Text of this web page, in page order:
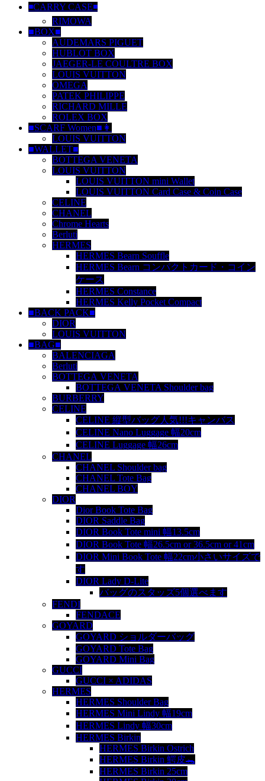
◾️CARRY CASE◾️
RIMOWA
■BOX■
AUDEMARS PIGUET
HUBLOT BOX
JAEGER-LE COULTRE BOX
LOUIS VUITTON
OMEGA
PATEK PHILIPPE
RICHARD MILLE
ROLEX BOX
■SCARF Women■👩
LOUIS VUITTON
■WALLET■
BOTTEGA VENETA
LOUIS VUITTON
LOUIS VUITTON mini Wallet
LOUIS VUITTON Card Case & Coin Case
CELINE
CHANEL
Chrome Hearts
Berluti
HERMES
HERMES Bearn Souffle
HERMES Bearn コンパクトカード・コイン
ケース
HERMES Constance
HERMES Kelly Pocket Compact
■BACK PACK■
DIOR
LOUIS VUITTON
■BAG■
BALENCIAGA
Berluti
BOTTEGA VENETA
BOTTEGA VENETA Shoulder bag
BURBERRY
CELINE
CELINE 縦型バッグ人気!!!キャンバス
CELINE Nano Luggage 幅20cm
CELINE Luggage 幅26cm
CHANEL
CHANEL Shoulder bag
CHANEL Tote Bag
CHANEL BOY
DIOR
Dior Book Tote Bag
DIOR Saddle Bag
DIOR Book Tote mini 幅13.5cm
DIOR Book Tote 幅26.5cm or 36.5cm or 41cm
DIOR Mini Book Tote 幅22cm小さいサイズで
す
DIOR Lady D-Lite
バッグのスタッズ5個選べます
FENDI
FENDACE
GOYARD
GOYARD ショルダーバッグ
GOYARD Tote Bag
GOYARD Mini Bag
GUCCI
GUCCI × ADIDAS
HERMES
HERMES Shoulder Bag
HERMES Mini Lindy 幅19cm
HERMES Lindy 幅30cm
HERMES Birkin
HERMES Birkin Ostrich
HERMES Birkin 鰐皮🐊
HERMES Birkin 25cm